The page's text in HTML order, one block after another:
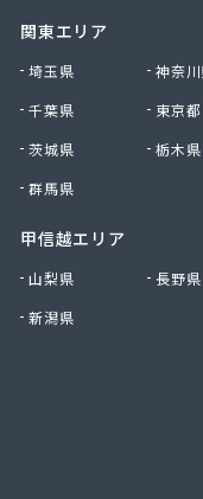
小森谷燃料店
小池化学株式会社
昭和ガス株式会
松井商事株式会社
沼口商店
新島燃料店
新徳株式会社
関東エリア
埼玉県
神奈
千葉県
東京都
茨城県
栃木県
群馬県
甲信越エリア
山梨県
長野県
新潟県